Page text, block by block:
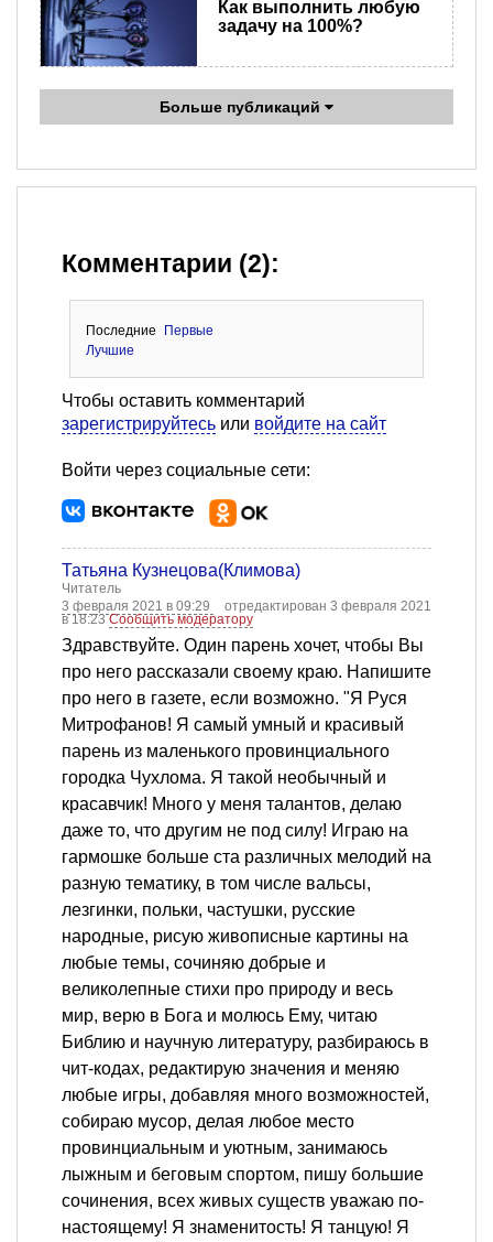
Как выполнить любую
задачу на 100%?
Больше публикаций
Комментарии (2):
Последние
Первые
Лучшие
Чтобы оставить комментарий
зарегистрируйтесь или войдите на сайт
Войти через социальные сети:
Татьяна Кузнецова(Климова)
Читатель
3 февраля 2021 в 09:29
отредактирован 3 февраля 2021
в 18:23Сообщить модератору
Здравствуйте. Один парень хочет, чтобы Вы
про него рассказали своему краю. Напишите
про него в газете, если возможно. "Я Руся
Митрофанов! Я самый умный и красивый
парень из маленького провинциального
городка Чухлома. Я такой необычный и
красавчик! Много у меня талантов, делаю
даже то, что другим не под силу! Играю на
гармошке больше ста различных мелодий на
разную тематику, в том числе вальсы,
лезгинки, польки, частушки, русские
народные, рисую живописные картины на
любые темы, сочиняю добрые и
великолепные стихи про природу и весь
мир, верю в Бога и молюсь Ему, читаю
Библию и научную литературу, разбираюсь в
чит-кодах, редактирую значения и меняю
любые игры, добавляя много возможностей,
собираю мусор, делая любое место
провинциальным и уютным, занимаюсь
лыжным и беговым спортом, пишу большие
сочинения, всех живых существ уважаю по-
настоящему! Я знаменитость! Я танцую! Я